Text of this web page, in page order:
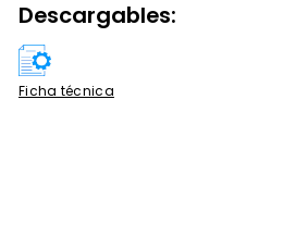
Descargables:
Ficha técnica